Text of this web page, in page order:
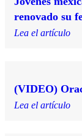
renovado su
Lea el artículo
(VIDEO)
Lea el artículo